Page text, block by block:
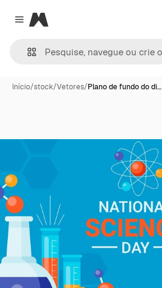
Close menu
Magnific
Início/stock/Vetores/Plano de fundo do di…